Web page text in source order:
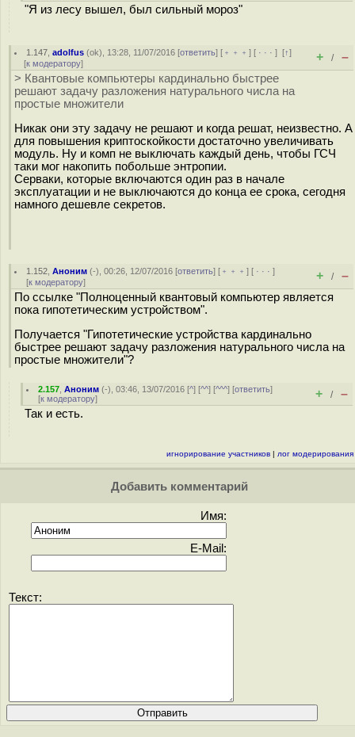
"Я из лесу вышел, был сильный мороз"
1.147 ,adolfus (ok), 13:28, 11/07/2016 [ответить] [ ﹢﹢﹢] [ · · ·][↑]
[к модератору] + / –
> Квантовые компьютеры кардинально быстрее
решают задачу разложения натурального числа на
простые множители
Никак они эту задачу не решают и когда решат, неизвестно. А
для повышения криптоскойкости достаточно увеличивать
модуль. Ну и комп не выключать каждый день, чтобы ГСЧ
таки мог накопить побольше энтропии.
Серваки, которые включаются один раз в начале
эксплуатации и не выключаются до конца ее срока, сегодня
намного дешевле секретов.
1.152 ,Аноним (-), 00:26, 12/07/2016 [ответить] [ ﹢﹢﹢] [ · · ·]
[к модератору] + / –
По ссылке "Полноценный квантовый компьютер является
пока гипотетическим устройством".
Получается "Гипотетические устройства кардинально
быстрее решают задачу разложения натурального числа на
простые множители"?
2.157 ,Аноним (-), 03:46, 13/07/2016 [^] [^^] [^^^] [ответить]
[к модератору] + / –
Так и есть.
игнорирование участников | лог модерирования
Добавить комментарий
Имя:
E-Mail:
Текст: